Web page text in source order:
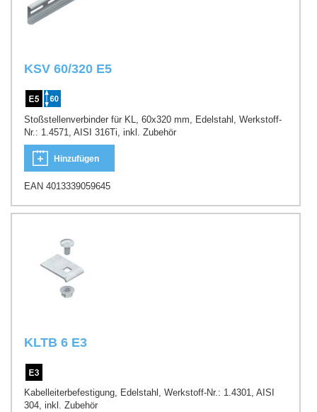
KSV 60/320 E5
Stoßstellenverbinder für KL, 60x320 mm, Edelstahl, Werkstoff-
Nr.: 1.4571, AISI 316Ti, inkl. Zubehör
Hinzufügen
EAN 4013339059645
KLTB 6 E3
Kabelleiterbefestigung, Edelstahl, Werkstoff-Nr.: 1.4301, AISI
304, inkl. Zubehör